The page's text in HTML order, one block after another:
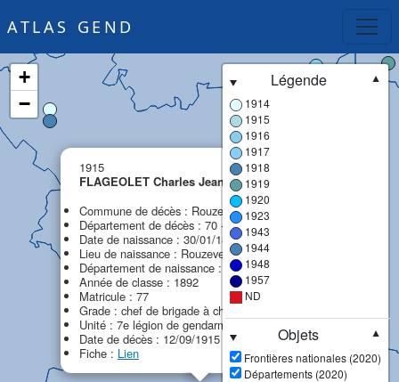
ATLAS GEND
1915
FLAGEOLET Charles Jean Baptiste
Commune de décès : Rouzevelle
Département de décès : 70 - Haute-Saône
Date de naissance : 30/01/1872
Lieu de naissance : Rouzevelle
Département de naissance : 70 - Haute-Saône
Année de classe : 1892
Matricule : 77
Grade : chef de brigade à cheval
Unité : 7e légion de gendarmerie (7e LG)
Date de décès : 12/09/1915
Fiche : Lien
+
−
Légende
▼
1914
1915
1916
1917
1918
1919
1920
1923
1943
1944
1948
1957
ND
Objets
▼
Frontières nationales (2020)
Départements (2020)